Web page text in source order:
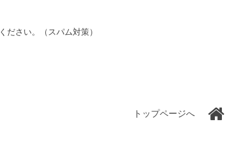
ださい。（スパム対策）
トップページへ